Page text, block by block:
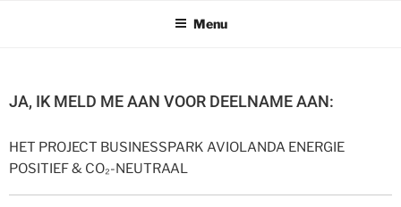
Menu
JA, IK MELD ME AAN VOOR DEELNAME AAN:
HET PROJECT BUSINESSPARK AVIOLANDA ENERGIE
POSITIEF & CO₂-NEUTRAAL